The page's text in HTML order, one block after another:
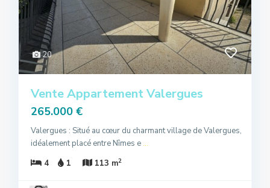
20
Vente Appartement Valergues
265.000 €
Valergues : Situé au cœur du charmant village de Valergues,
idéalement placé entre Nîmes e ...
4
1 113 m2